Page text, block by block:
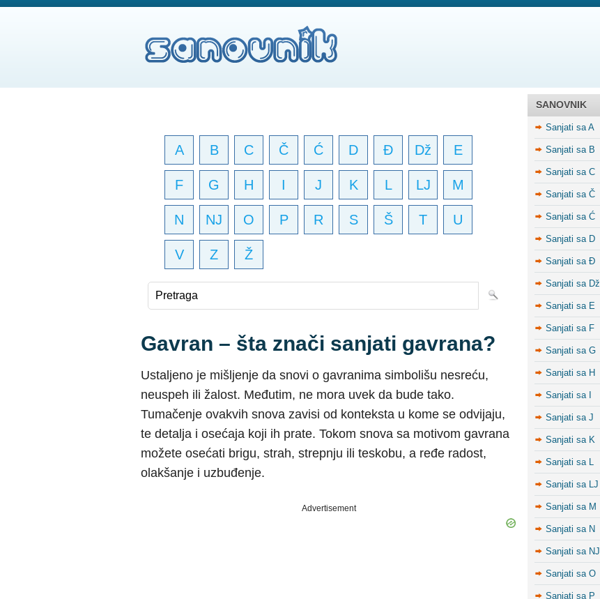
A B C Č Ć D Đ Dž E
F G H I J K L LJ M
N NJ O P R S Š T U
V Z Ž
Gavran – šta znači sanjati gavrana?
Ustaljeno je mišljenje da snovi o gavranima simbolišu nesreću,
neuspeh ili žalost. Međutim, ne mora uvek da bude tako.
Tumačenje ovakvih snova zavisi od konteksta u kome se odvijaju,
te detalja i osećaja koji ih prate. Tokom snova sa motivom gavrana
možete osećati brigu, strah, strepnju ili teskobu, a ređe radost,
olakšanje i uzbuđenje.
Advertisement
SANOVNIK
Sanjati sa A
Sanjati sa B
Sanjati sa C
Sanjati sa Č
Sanjati sa Ć
Sanjati sa D
Sanjati sa Đ
Sanjati sa Dž
Sanjati sa E
Sanjati sa F
Sanjati sa G
Sanjati sa H
Sanjati sa I
Sanjati sa J
Sanjati sa K
Sanjati sa L
Sanjati sa LJ
Sanjati sa M
Sanjati sa N
Sanjati sa NJ
Sanjati sa O
Sanjati sa P